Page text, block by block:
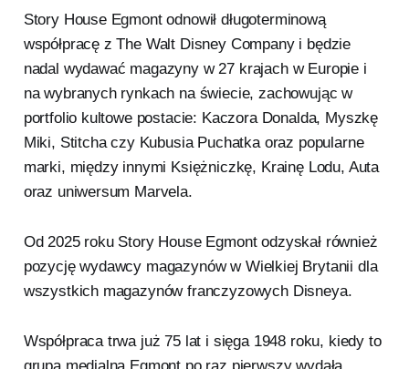
Story House Egmont odnowił długoterminową
współpracę z The Walt Disney Company i będzie
nadal wydawać magazyny w 27 krajach w Europie i
na wybranych rynkach na świecie, zachowując w
portfolio kultowe postacie: Kaczora Donalda, Myszkę
Miki, Stitcha czy Kubusia Puchatka oraz popularne
marki, między innymi Księżniczkę, Krainę Lodu, Auta
oraz uniwersum Marvela.
Od 2025 roku Story House Egmont odzyskał również
pozycję wydawcy magazynów w Wielkiej Brytanii dla
wszystkich magazynów franczyzowych Disneya.
Współpraca trwa już 75 lat i sięga 1948 roku, kiedy to